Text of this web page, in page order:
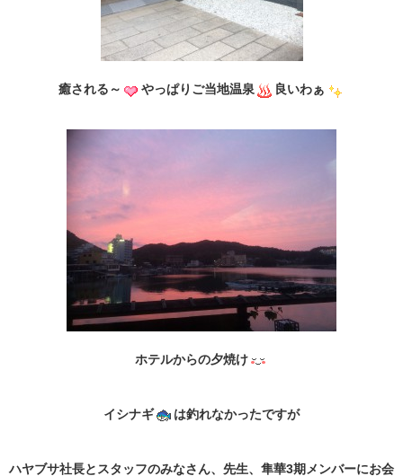
癒される～ やっぱりご当地温泉 良いわぁ
ホテルからの夕焼け
イシナギ は釣れなかったですが
ハヤブサ社長とスタッフのみなさん、先生、隼華3期メンバーにお会